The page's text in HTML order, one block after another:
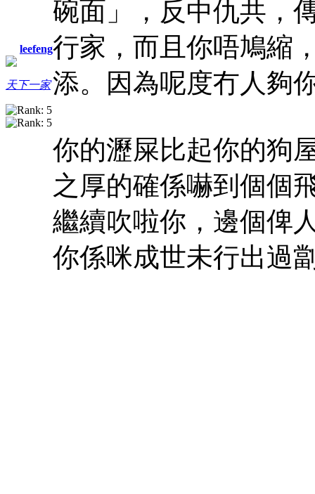
leefeng
天下一家
碗面」，反中仇共，
行家，而且你唔鳩縮
添。
因為呢度冇人夠
你的瀝屎比起你的狗
之厚的確係嚇到個個
繼續吹啦你，邊個俾
你係咪成世未行出過